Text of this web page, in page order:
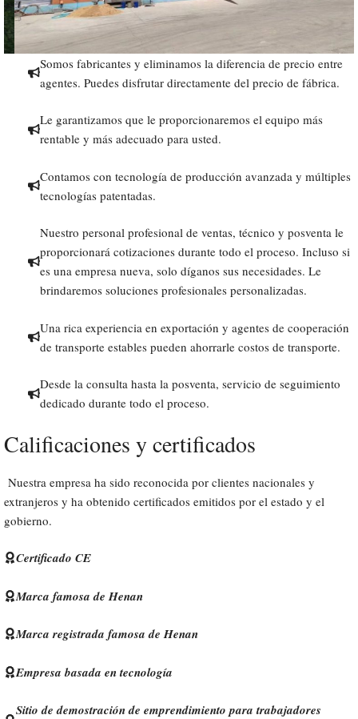
Somos fabricantes y eliminamos la diferencia de precio entre
agentes. Puedes disfrutar directamente del precio de fábrica.
Le garantizamos que le proporcionaremos el equipo más
rentable y más adecuado para usted.
Contamos con tecnología de producción avanzada y múltiples
tecnologías patentadas.
Nuestro personal profesional de ventas, técnico y posventa le
proporcionará cotizaciones durante todo el proceso. Incluso si
es una empresa nueva, solo díganos sus necesidades. Le
brindaremos soluciones profesionales personalizadas.
Una rica experiencia en exportación y agentes de cooperación
de transporte estables pueden ahorrarle costos de transporte.
Desde la consulta hasta la posventa, servicio de seguimiento
dedicado durante todo el proceso.
Calificaciones y certificados
Nuestra empresa ha sido reconocida por clientes nacionales y
extranjeros y ha obtenido certificados emitidos por el estado y el
gobierno.
Certificado CE
Marca famosa de Henan
Marca registrada famosa de Henan
Empresa basada en tecnología
Sitio de demostración de emprendimiento para trabajadores